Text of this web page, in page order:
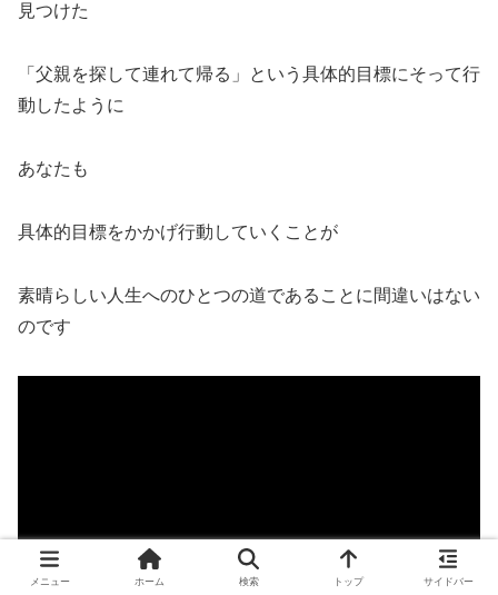
見つけた
「父親を探して連れて帰る」という具体的目標にそって行
動したように
あなたも
具体的目標をかかげ行動していくことが
素晴らしい人生へのひとつの道であることに間違いはない
のです
メニュー ホーム 検索 トップ サイドバー